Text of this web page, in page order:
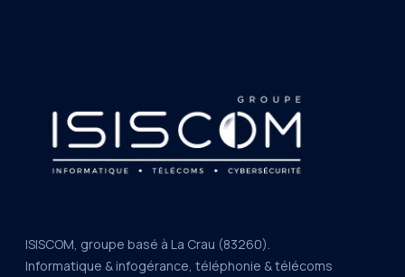
ISISCOM, groupe basé à La Crau (83260).
Informatique & infogérance, téléphonie & télécoms